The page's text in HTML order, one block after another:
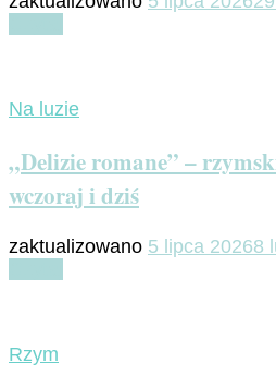
Na luzie
„Delizie romane” –
wczoraj i dziś
zaktualizowano 5 lipca 20268
Rzym